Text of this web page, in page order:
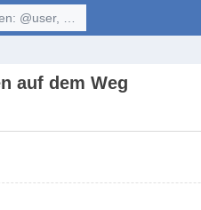
$symbol, ...
auf dem Weg